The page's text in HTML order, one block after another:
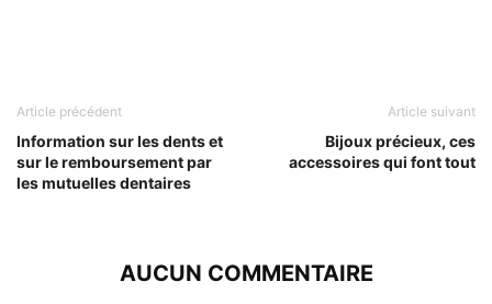
Article précédent
Information sur les dents et
sur le remboursement par
les mutuelles dentaires
Article suivant
Bijoux précieux, ces
accessoires qui font tout
AUCUN COMMENTAIRE